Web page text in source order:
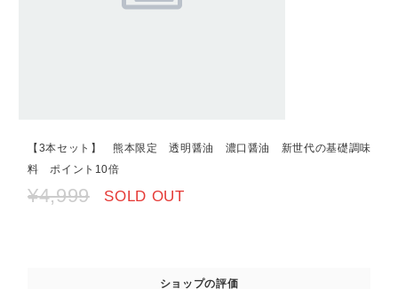
【3本セット】 熊本限定 透明醤油 濃口醤油 新世代の基礎調味
料 ポイント10倍
¥4,999 SOLD OUT
ショップの評価